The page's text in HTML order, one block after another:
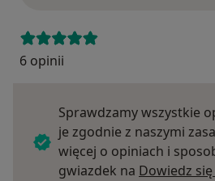
6 opinii
Sprawdzamy wszystkie
je zgodnie z naszymi
więcej o opiniach i
gwiazdek na Dowiedz